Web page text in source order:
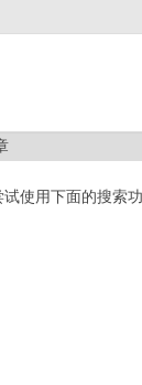
使用下面的搜索